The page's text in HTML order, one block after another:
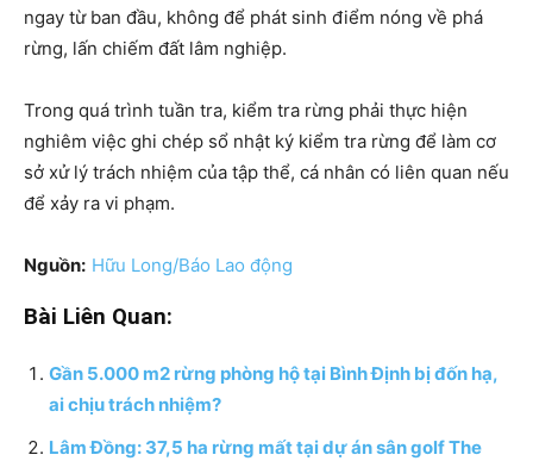
ngay từ ban đầu, không để phát sinh điểm nóng về phá
rừng, lấn chiếm đất lâm nghiệp.
Trong quá trình tuần tra, kiểm tra rừng phải thực hiện
nghiêm việc ghi chép sổ nhật ký kiểm tra rừng để làm cơ
sở xử lý trách nhiệm của tập thể, cá nhân có liên quan nếu
để xảy ra vi phạm.
Nguồn: Hữu Long/Báo Lao động
Bài Liên Quan:
Gần 5.000 m2 rừng phòng hộ tại Bình Định bị đốn hạ,
ai chịu trách nhiệm?
Lâm Đồng: 37,5 ha rừng mất tại dự án sân golf The